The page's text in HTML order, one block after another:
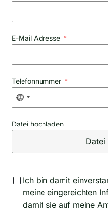
E-Mail Adresse
Telefonnummer
N
o
c
r
y
s
Datei hochladen
Datei
Ich bin damit
meine eingereichten
damit sie auf meine